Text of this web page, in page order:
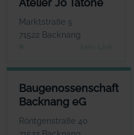
Marktstraße 5
71522 Backnang
Baugenossenschaft
Backnang eG
Röntgenstraße 40
BAUGENOSSENSCHAFT
Herr Raphael